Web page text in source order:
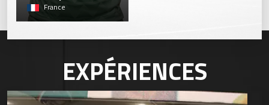
France
EXPÉRIENCES